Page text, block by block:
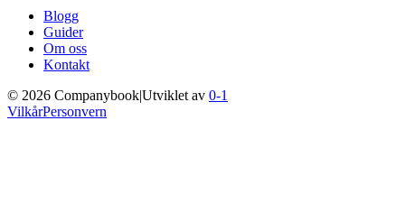
Blogg
Guider
Om oss
Kontakt
© 2026 CompanybookUtviklet av 0-1
VilkårPersonvern